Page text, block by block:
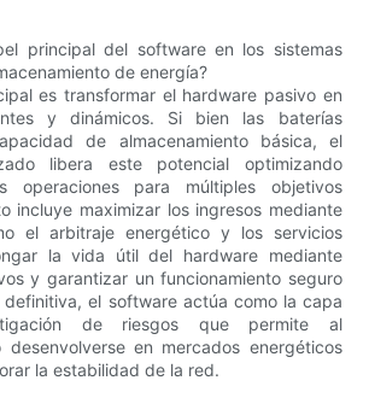
principal del software en los sistemas
de energía?
es transformar el hardware pasivo en
y dinámicos. Si bien las baterías
de almacenamiento básica, el
libera este potencial optimizando
operaciones para múltiples objetivos
incluye maximizar los ingresos mediante
el arbitraje energético y los servicios
la vida útil del hardware mediante
y garantizar un funcionamiento seguro
el software actúa como la capa
de riesgos que permite al
desenvolverse en mercados energéticos
la estabilidad de la red.